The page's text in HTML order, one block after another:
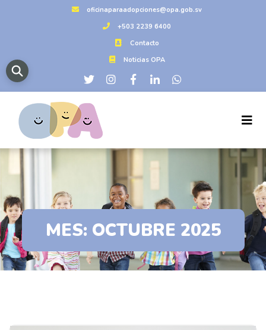
oficinaparaadopciones@opa.gob.sv
+503 2239 6400
Contacto
Noticias OPA
MES: OCTUBRE 2025